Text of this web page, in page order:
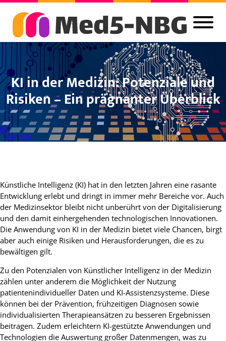
KI in der Medizin: Potenziale und
Risiken – Ein prägnanter Überblick
Künstliche Intelligenz (KI) hat in den letzten Jahren eine rasante
Entwicklung erlebt und dringt in immer mehr Bereiche vor. Auch
der Medizinsektor bleibt nicht unberührt von der Digitalisierung
und den damit einhergehenden technologischen Innovationen.
Die Anwendung von KI in der Medizin bietet viele Chancen, birgt
aber auch einige Risiken und Herausforderungen, die es zu
bewältigen gilt.
Zu den Potenzialen von Künstlicher Intelligenz in der Medizin
zählen unter anderem die Möglichkeit der Nutzung
patientenindividueller Daten und KI-Assistenzsysteme. Diese
können bei der Prävention, frühzeitigen Diagnosen sowie
individualisierten Therapieansätzen zu besseren Ergebnissen
beitragen. Zudem erleichtern KI-gestützte Anwendungen und
Technologien die Auswertung großer Datenmengen, was zu